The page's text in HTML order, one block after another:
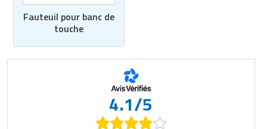
Fauteuil pour banc de
touche
4.1/5